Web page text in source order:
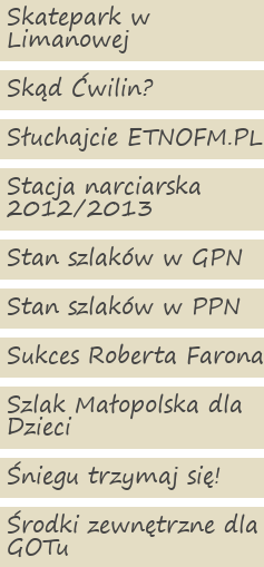
Skatepark w
Limanowej
Skąd Ćwilin?
Słuchajcie ETNOFM.PL
Stacja narciarska
2012/2013
Stan szlaków w GPN
Stan szlaków w PPN
Sukces Roberta Farona
Szlak Małopolska dla
Dzieci
Śniegu trzymaj się!
Środki zewnętrzne dla
GOTu